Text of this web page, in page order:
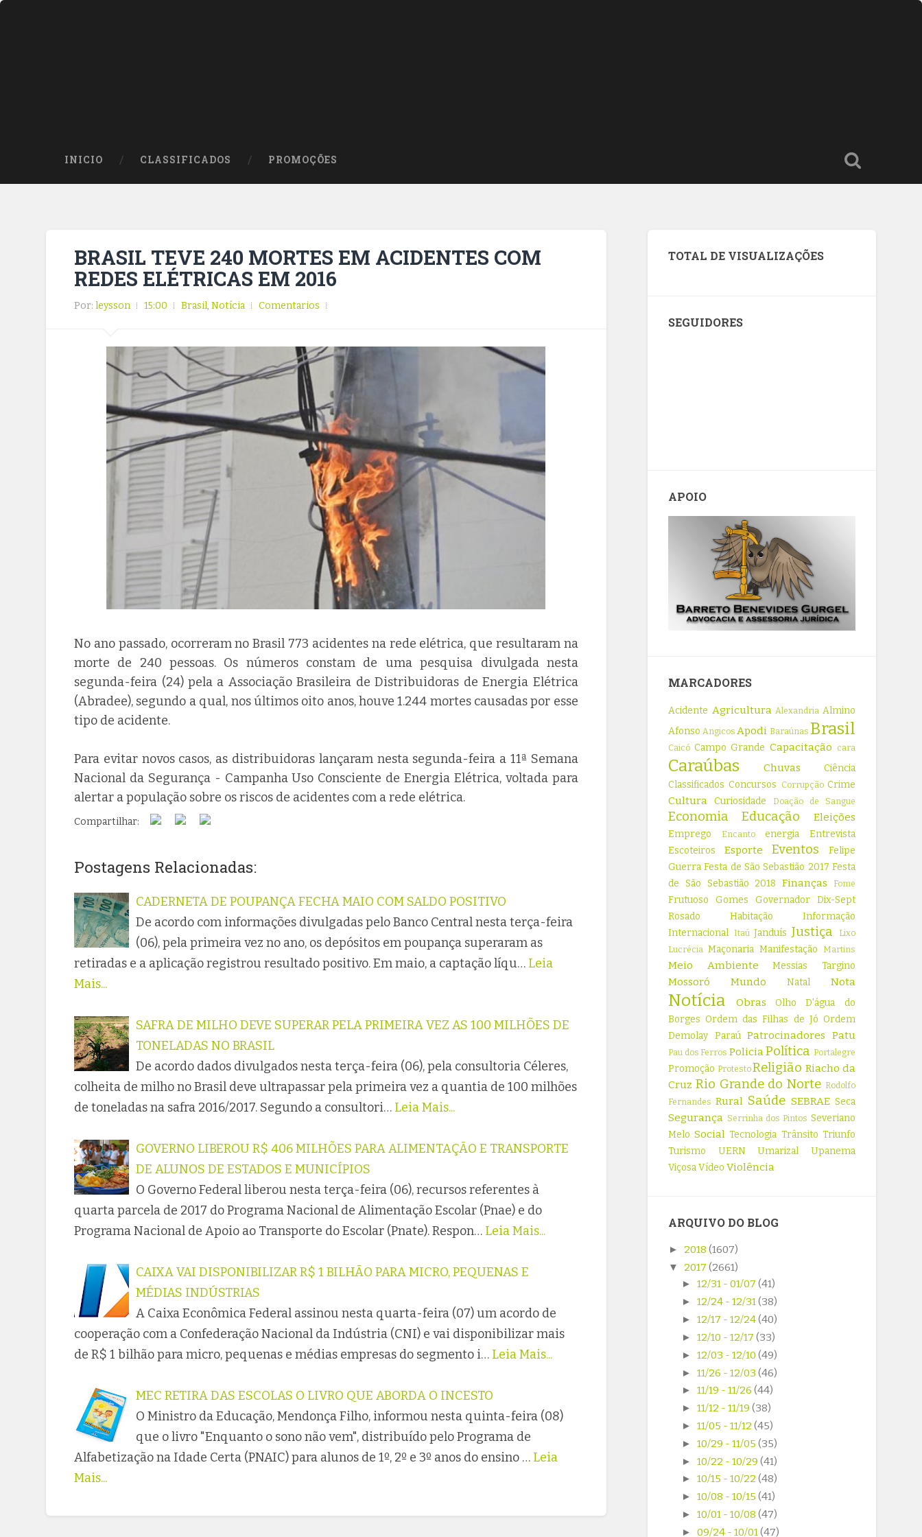
INICIO CLASSIFICADOS PROMOÇÕES
BRASIL TEVE 240 MORTES EM ACIDENTES COM
REDES ELÉTRICAS EM 2016
Por:leysson 15:00 Brasil,Notícia Comentarios
No ano passado, ocorreram no Brasil 773 acidentes na rede elétrica, que resultaram na
morte de 240 pessoas. Os números constam de uma pesquisa divulgada nesta
segunda-feira (24) pela a Associação Brasileira de Distribuidoras de Energia Elétrica
(Abradee), segundo a qual, nos últimos oito anos, houve 1.244 mortes causadas por esse
tipo de acidente.
Para evitar novos casos, as distribuidoras lançaram nesta segunda-feira a 11ª Semana
Nacional da Segurança - Campanha Uso Consciente de Energia Elétrica, voltada para
alertar a população sobre os riscos de acidentes com a rede elétrica.
Compartilhar:
Postagens Relacionadas:
CADERNETA DE POUPANÇA FECHA MAIO COM SALDO POSITIVO
De acordo com informações divulgadas pelo Banco Central nesta terça-feira
(06), pela primeira vez no ano, os depósitos em poupança superaram as
retiradas e a aplicação registrou resultado positivo. Em maio, a captação líqu… Leia
Mais...
SAFRA DE MILHO DEVE SUPERAR PELA PRIMEIRA VEZ AS 100 MILHÕES DE
TONELADAS NO BRASIL
De acordo dados divulgados nesta terça-feira (06), pela consultoria Céleres,
colheita de milho no Brasil deve ultrapassar pela primeira vez a quantia de 100 milhões
de toneladas na safra 2016/2017. Segundo a consultori… Leia Mais...
GOVERNO LIBEROU R$ 406 MILHÕES PARA ALIMENTAÇÃO E TRANSPORTE
DE ALUNOS DE ESTADOS E MUNICÍPIOS
O Governo Federal liberou nesta terça-feira (06), recursos referentes à
quarta parcela de 2017 do Programa Nacional de Alimentação Escolar (Pnae) e do
Programa Nacional de Apoio ao Transporte do Escolar (Pnate). Respon… Leia Mais...
CAIXA VAI DISPONIBILIZAR R$ 1 BILHÃO PARA MICRO, PEQUENAS E
MÉDIAS INDÚSTRIAS
A Caixa Econômica Federal assinou nesta quarta-feira (07) um acordo de
cooperação com a Confederação Nacional da Indústria (CNI) e vai disponibilizar mais
de R$ 1 bilhão para micro, pequenas e médias empresas do segmento i… Leia Mais...
MEC RETIRA DAS ESCOLAS O LIVRO QUE ABORDA O INCESTO
O Ministro da Educação, Mendonça Filho, informou nesta quinta-feira (08)
que o livro "Enquanto o sono não vem", distribuído pelo Programa de
Alfabetização na Idade Certa (PNAIC) para alunos de 1º, 2º e 3º anos do ensino … Leia
Mais...
TOTAL DE VISUALIZAÇÕES
SEGUIDORES
APOIO
MARCADORES
Acidente Agricultura Alexandria Almino
Afonso Angicos Apodi Baraúnas Brasil
Caicó Campo Grande Capacitação cara
Caraúbas Chuvas
Ciência
Classificados Concursos Corrupção Crime
Cultura Curiosidade Doação de Sangue
Economia Educação Eleições
Emprego Encanto energia
Entrevista
Escoteiros
Esporte Eventos
Felipe
Guerra Festa de São Sebastião 2017 Festa
de São Sebastião 2018 Finanças Fome
Frutuoso Gomes
Governador Dix-Sept
Rosado
Habitação
Informação
Internacional
Itaú Janduís Justiça
Lixo
Lucrécia Maçonaria Manifestação Martins
Meio Ambiente Messias Targino
Mossoró Mundo Natal Nota
Notícia Obras
Olho D'água do
Borges Ordem das Filhas de Jó Ordem
Demolay Paraú Patrocinadores Patu
Pau dos Ferros PoliciaPolítica Portalegre
Promoção ProtestoReligião Riacho da
Cruz Rio Grande do Norte Rodolfo
Fernandes Rural Saúde SEBRAE Seca
Segurança Serrinha dos Pintos Severiano
Melo Social Tecnologia Trânsito Triunfo
Turismo
UERN Umarizal
Upanema
ViçosaVídeo Violência
ARQUIVO DO BLOG
► 2018(1607)
▼ 2017(2661)
► 12/31 - 01/07 (41)
► 12/24 - 12/31(38)
► 12/17 - 12/24(40)
► 12/10 - 12/17 (33)
► 12/03 - 12/10 (49)
► 11/26 - 12/03 (46)
► 11/19 - 11/26 (44)
► 11/12 - 11/19 (38)
► 11/05 - 11/12 (45)
► 10/29 - 11/05 (35)
► 10/22 - 10/29 (41)
► 10/15 - 10/22 (48)
► 10/08 - 10/15 (41)
► 10/01 - 10/08 (47)
► 09/24 - 10/01(47)